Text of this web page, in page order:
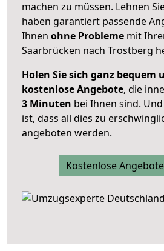
machen zu müssen. Lehnen
haben garantiert passende
Ihnen ohne Probleme mit
Saarbrücken nach Trostberg
Holen Sie sich ganz bequem
kostenlose Angebote, die
3 Minuten bei Ihnen sind.
ist, dass all dies zu
angeboten werden.
Kostenlose